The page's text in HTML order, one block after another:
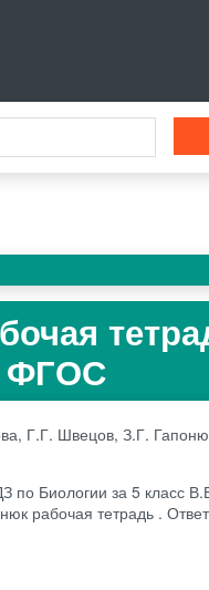
ФГОС
Г.Г. Швецов, З.Г.
по Биологии за 5 класс
рабочая тетрадь .